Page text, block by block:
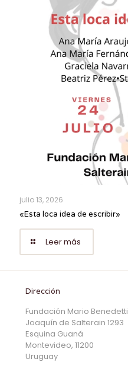
julio 13, 2026
«Esta loca idea de escribir»
Leer más
Dirección
Fundación Mario Benedetti
Joaquín de Salterain 1293
Esquina Guaná
Montevideo, 11200
Uruguay